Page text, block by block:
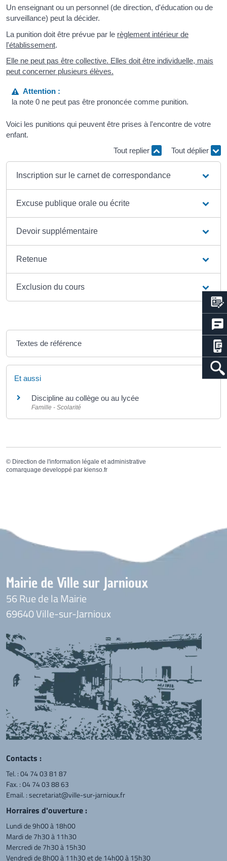
Un enseignant ou un personnel (de direction, d'éducation ou de
surveillance) peut la décider.
La punition doit être prévue par le règlement intérieur de
l'établissement.
Elle ne peut pas être collective. Elles doit être individuelle, mais
peut concerner plusieurs élèves.
Attention :
la note 0 ne peut pas être prononcée comme punition.
Voici les punitions qui peuvent être prises à l'encontre de votre
enfant.
Tout replier
Tout déplier
Inscription sur le carnet de correspondance
Excuse publique orale ou écrite
Devoir supplémentaire
Retenue
Exclusion du cours
Textes de référence
Et aussi
Discipline au collège ou au lycée
Famille - Scolarité
© Direction de l'information légale et administrative
comarquage developpé par kienso.fr
Mairie de Ville sur Jarnioux
56 Rue de la Mairie
69640 Ville-sur-Jarnioux
Contacts :
Tel. :04 74 03 81 87
Fax. : 04 74 03 88 63
Email. :secretariat@ville-sur-jarnioux.fr
Horraires d'ouverture :
Lundi de 9h00 à 18h00
Mardi de 7h30 à 11h30
Mercredi de 7h30 à 15h30
Vendredi de 8h00 à 11h30 et de 14h00 à 15h30